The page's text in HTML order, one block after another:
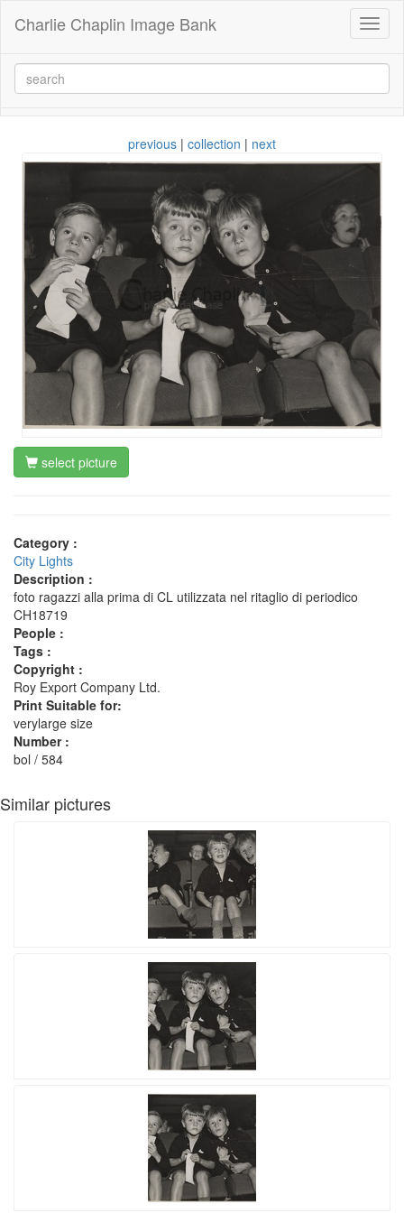
Charlie Chaplin Image Bank
previous | collection | next
select picture
Category :
City Lights
Description :
foto ragazzi alla prima di CL utilizzata nel ritaglio di periodico
CH18719
People :
Tags :
Copyright :
Roy Export Company Ltd.
Print Suitable for:
verylarge size
Number :
bol / 584
Similar pictures